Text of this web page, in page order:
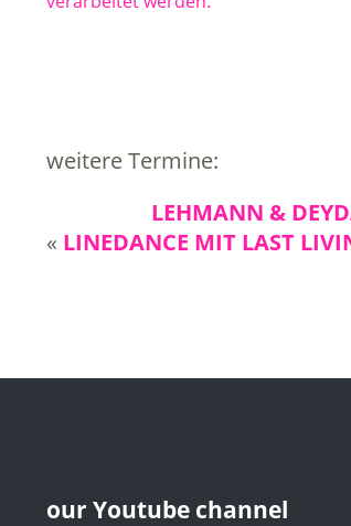
weitere Termine:
LEHMANN &
« LINEDANCE MIT LAST
our Youtube channel